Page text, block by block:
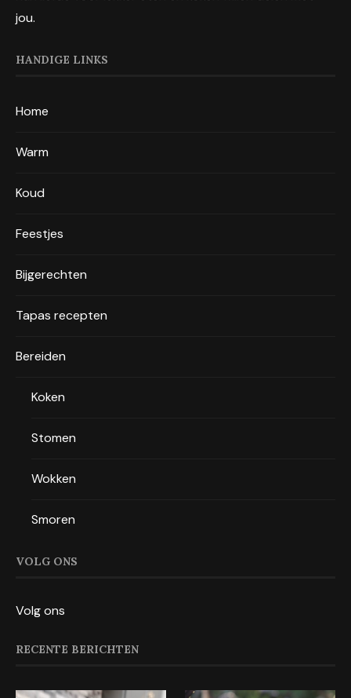
jou.
HANDIGE LINKS
Home
Warm
Koud
Feestjes
Bijgerechten
Tapas recepten
Bereiden
Koken
Stomen
Wokken
Smoren
VOLG ONS
Volg ons
RECENTE BERICHTEN